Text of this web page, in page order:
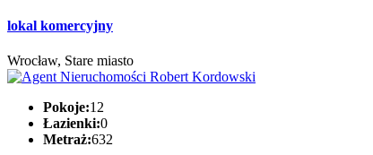
lokal komercyjny
Wrocław, Stare miasto
Pokoje:12
Łazienki:0
Metraż:632